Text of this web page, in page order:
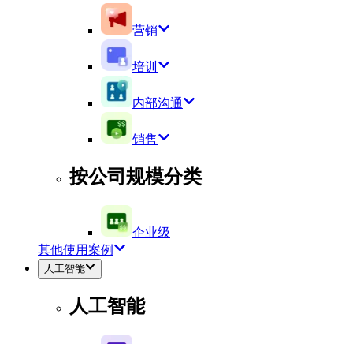
营销
培训
内部沟通
销售
按公司规模分类
企业级
其他使用案例
人工智能
人工智能